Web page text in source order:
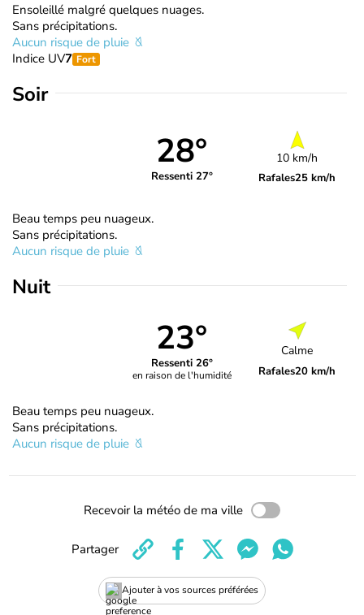
Ensoleillé malgré quelques nuages.
Sans précipitations.
Aucun risque de pluie
Indice UV7 Fort
Soir
28°
Ressenti 27°
10 km/h
Rafales25 km/h
Beau temps peu nuageux.
Sans précipitations.
Aucun risque de pluie
Nuit
23°
Ressenti 26°
en raison de l'humidité
Calme
Rafales20 km/h
Beau temps peu nuageux.
Sans précipitations.
Aucun risque de pluie
Recevoir la météo de ma ville
Ajouter à vos sources préférées
Partager